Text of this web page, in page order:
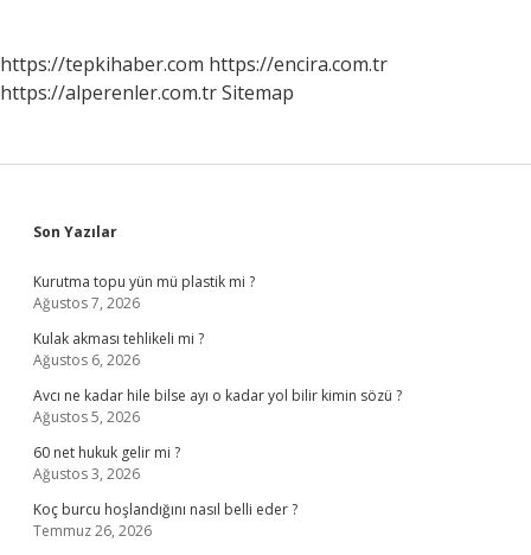
https://tepkihaber.com https://encira.com.tr
https://alperenler.com.trSitemap
Sidebar
Son Yazılar
Kurutma topu yün mü plastik mi ?
Ağustos 7, 2026
Kulak akması tehlikeli mi ?
Ağustos 6, 2026
Avcı ne kadar hile bilse ayı o kadar yol bilir kimin sözü ?
Ağustos 5, 2026
60 net hukuk gelir mi ?
Ağustos 3, 2026
Koç burcu hoşlandığını nasıl belli eder ?
Temmuz 26, 2026